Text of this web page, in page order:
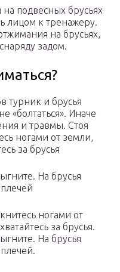
подвесных брусьях
лицом к тренажеру.
на брусьях,
задом.
турник и брусья
«болтаться». Иначе
и травмы. Стоя
ногами от земли,
за брусья
На брусья
ногами от
за брусья.
На брусья